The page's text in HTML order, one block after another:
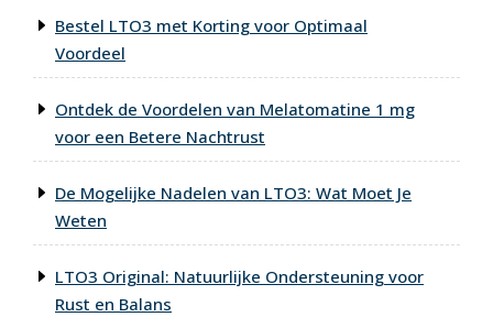
Bestel LTO3 met Korting voor Optimaal
Voordeel
Ontdek de Voordelen van Melatomatine 1 mg
voor een Betere Nachtrust
De Mogelijke Nadelen van LTO3: Wat Moet Je
Weten
LTO3 Original: Natuurlijke Ondersteuning voor
Rust en Balans